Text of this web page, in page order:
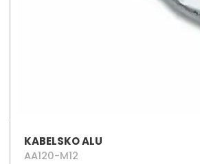
KABELSKO ALU
AA120-M12